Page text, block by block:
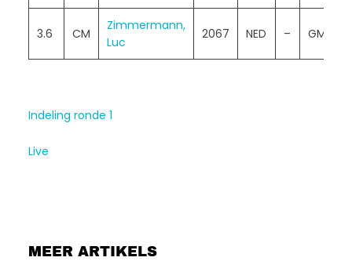
3.6 CM
Zimmermann,
Luc
2067 NED – GM
Indeling ronde 1
Live
MEER ARTIKELS